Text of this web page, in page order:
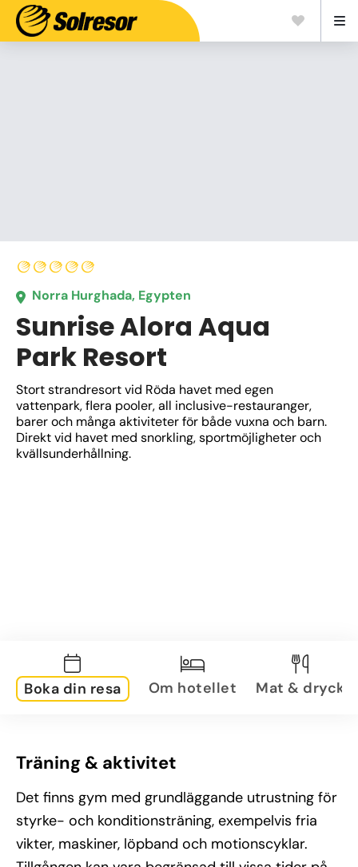
Norra Hurghada, Egypten
Sunrise Alora Aqua
Park Resort
Stort strandresort vid Röda havet med egen
vattenpark, flera pooler, all inclusive-restauranger,
barer och många aktiviteter för både vuxna och barn.
Direkt vid havet med snorkling, sportmöjligheter och
kvällsunderhållning.
Boka din resa Om hotellet Mat & dryck
Träning & aktivitet
Det finns gym med grundläggande utrustning för
styrke- och konditionsträning, exempelvis fria
vikter, maskiner, löpband och motionscyklar.